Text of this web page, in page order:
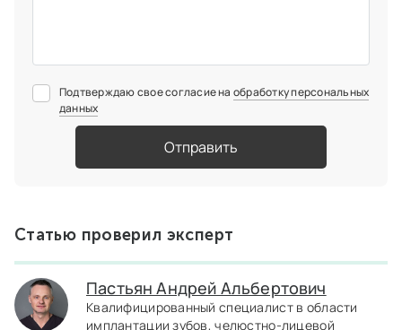
Подтверждаю свое согласие на обработку персональных
данных
Отправить
Статью проверил эксперт
Пастьян Андрей Альбертович
Квалифицированный специалист в области
имплантации зубов, челюстно-лицевой